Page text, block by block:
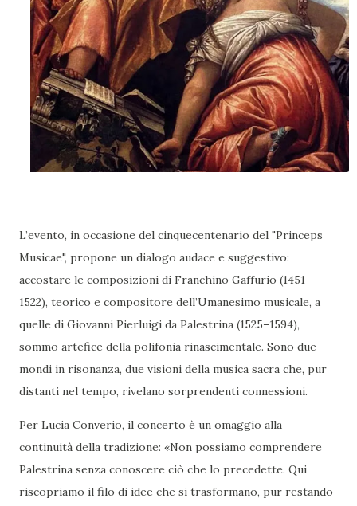
L’evento, in occasione del cinquecentenario del "Princeps
Musicae", propone un dialogo audace e suggestivo:
accostare le composizioni di Franchino Gaffurio (1451–
1522), teorico e compositore dell’Umanesimo musicale, a
quelle di Giovanni Pierluigi da Palestrina (1525–1594),
sommo artefice della polifonia rinascimentale. Sono due
mondi in risonanza, due visioni della musica sacra che, pur
distanti nel tempo, rivelano sorprendenti connessioni.
Per Lucia Converio, il concerto è un omaggio alla
continuità della tradizione: «Non possiamo comprendere
Palestrina senza conoscere ciò che lo precedette. Qui
riscopriamo il filo di idee che si trasformano, pur restando